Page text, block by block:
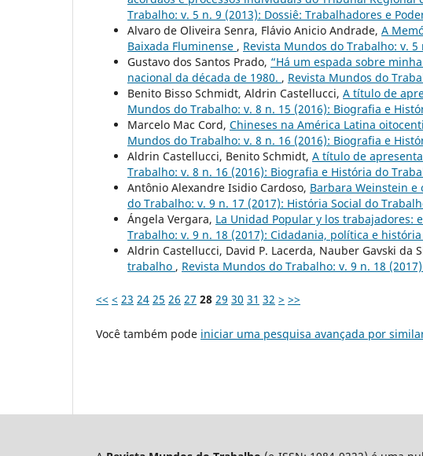
Trabalho: v. 5 n. 9 (2013): Dossiê: Trabalhadores e
Alvaro de Oliveira Senra, Flávio Anicio Andrade, A
Baixada Fluminense , Revista Mundos do Trabalho: v. 5
Gustavo dos Santos Prado, “Há um espada sobre
nacional da década de 1980. , Revista Mundos do
Benito Bisso Schmidt, Aldrin Castellucci, A título de
Mundos do Trabalho: v. 8 n. 15 (2016): Biografia e
Marcelo Mac Cord, Chineses na América Latina
Mundos do Trabalho: v. 8 n. 16 (2016): Biografia e
Aldrin Castellucci, Benito Schmidt, A título de
Trabalho: v. 8 n. 16 (2016): Biografia e História do
Antônio Alexandre Isidio Cardoso, Barbara Weinstein e
do Trabalho: v. 9 n. 17 (2017): História Social do
Ángela Vergara, La Unidad Popular y los trabajadores:
Trabalho: v. 9 n. 18 (2017): Cidadania, política e
Aldrin Castellucci, David P. Lacerda, Nauber Gavski da
trabalho , Revista Mundos do Trabalho: v. 9 n. 18
<< < 23 24 25 26 27 28 29 30 31 32 > >>
Você também pode iniciar uma pesquisa avançada por